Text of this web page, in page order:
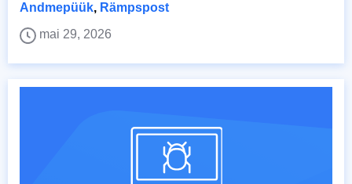
Andmepüük, Rämpspost
mai 29, 2026